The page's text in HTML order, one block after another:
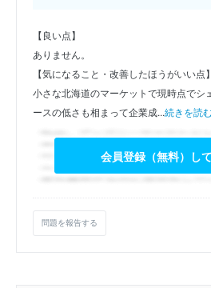
【良い点】
ありません。
【気になること・改善したほうがいい点】
小さな北海道のマーケットで現時点でシ
ースの低さも相まって企業成...続きを読
会員登録（無料）し
問題を報告する